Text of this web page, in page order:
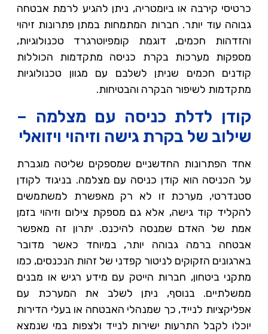
כרטיסי קירבה או ביומטריה, ניתן להגיע לרמת אבטחה
גבוהה עוד יותר. חברות המתמחות במתן פתרונות זיהוי
והזדהות חכמים, דוגמת קומפיוטרגרד טכנולוגיות,
מספקות מערכות בקרת כניסה מתקדמות הכוללות
קודנים חכמים שניתן לשלבם עם מגוון טכנולוגיות
מתקדמות לשיפור הבקרה והבטיחות.
קודן לדלת כניסה עם מצלמה –
שילוב של בקרת גישה וזיהוי ויזואלי
אחד הפתרונות החדשניים שמספקים שליטה מוגברת
על הכניסה הוא קודן כניסה עם מצלמה. בניגוד לקודן
סטנדרטי, מערכת זו לא רק מאפשרת למשתמשים
להקליד קוד גישה, אלא גם מספקת צילום וזיהוי בזמן
אמת של האדם שמנסה להיכנס. יתרון זה מאפשר
אבטחה ברמה גבוהה יותר, במיוחד כאשר מדובר
בארגונים הזקוקים לניטור קפדני של זהות הנכנסים, כמו
מתקני ביטחון, חברות הייטק עם מידע רגיש או מבנים
ממשלתיים. בנוסף, ניתן לשלב את המערכת עם
אפליקציות לנייד, כך שמנהלי האבטחה או בעלי הדירות
יוכלו לקבל התרעות ישירות לנייד ולצפות במי שנמצא